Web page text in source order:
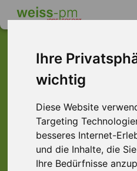
Ihre
wichtig
Diese Website
Targeting
besseres Internet-
und die Inhalte, die
Ihre Bedürfnisse
Dieser Job
nicht mehr
... aber vielleicht ist